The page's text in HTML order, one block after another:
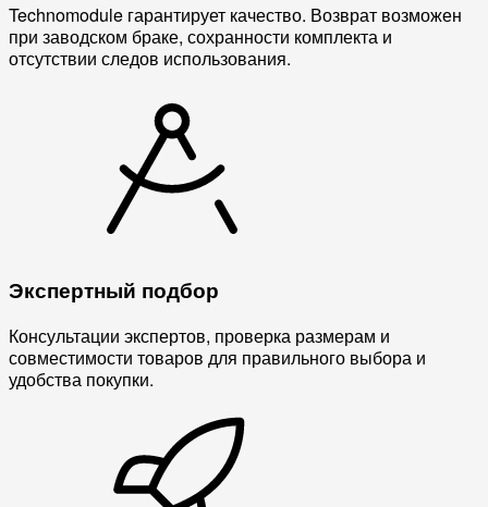
Technomodule гарантирует качество. Возврат возможен
при заводском браке, сохранности комплекта и
отсутствии следов использования.
Экспертный подбор
Консультации экспертов, проверка размерам и
совместимости товаров для правильного выбора и
удобства покупки.